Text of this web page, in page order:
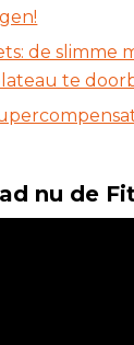
de slimme
te
nu de